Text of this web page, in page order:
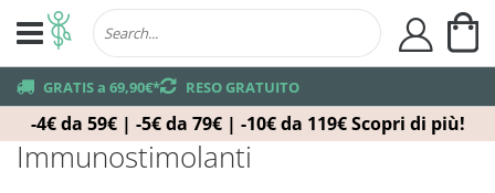
-4€ da 59€ | -5€ da 79€ | -10€ da 119€ Scopri di più!
truck GRATIS a 69,90€*returns RESO GRATUITO
user
Immunostimolanti